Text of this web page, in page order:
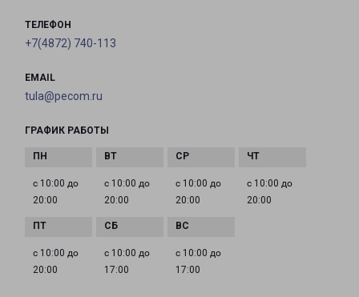
ТЕЛЕФОН
+7(4872) 740-113
EMAIL
tula@pecom.ru
ГРАФИК РАБОТЫ
с 10:00 до
20:00
с 10:00 до
20:00
с 10:00 до
20:00
с 10:00 до
20:00
с 10:00 до
20:00
с 10:00 до
17:00
с 10:00 до
17:00